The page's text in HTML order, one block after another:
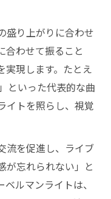
盛り上がりに合わせ
合わせて振ること
実現します。たとえ
といった代表的な曲
イトを照らし、視覚
流を促進し、ライブ
が忘れられない」と
ルマンライトは、